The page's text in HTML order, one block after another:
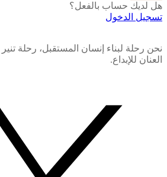
هل لديك حساب بالفعل؟
تسجيل الدخول
نحن رحلة لبناء إنسان المستقبل، رحلة
العنان للإبداع.